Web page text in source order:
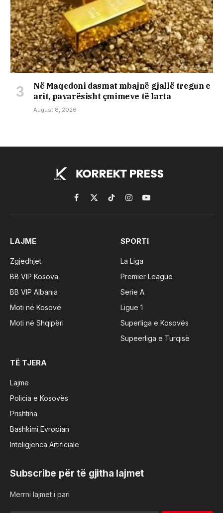
Në Maqedoni dasmat mbajnë gjallë tregun e
arit, pavarësisht çmimeve të larta
August 8, 2026
Facebook
X
(Twitter)
TikTokInstagramYouTube
LAJME
Zgjedhjet
BB VIP Kosova
BB VIP Albania
Moti në Kosovë
Moti në Shqipëri
SPORTI
La Liga
Premier League
Serie A
Ligue 1
Superliga e Kosovës
Supeerliga e Turqisë
TË TJERA
Lajme
Policia e Kosovës
Prishtina
Bashkimi Evropian
Inteligjenca Artificiale
Subscribe për të gjitha lajmet
Merrni lajmet i pari